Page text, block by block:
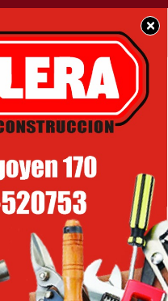
×
Campus
Interna
y